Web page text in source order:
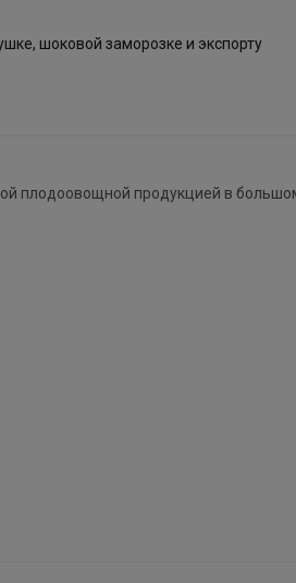
шоковой заморозке и экспорту
плодоовощной продукцией в